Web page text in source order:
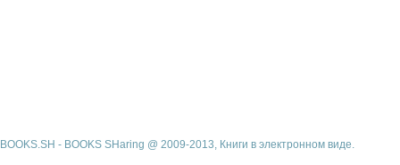
BOOKS.SH - BOOKS SHaring @ 2009-2013, Книги в электронном виде.